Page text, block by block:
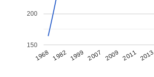
1968 1982 1999 2007 2009 2011 2013
150
200